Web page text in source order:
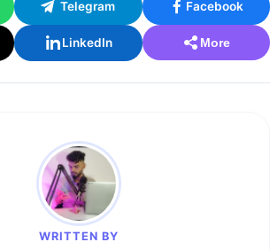
Telegram Facebook
LinkedIn More
WRITTEN BY